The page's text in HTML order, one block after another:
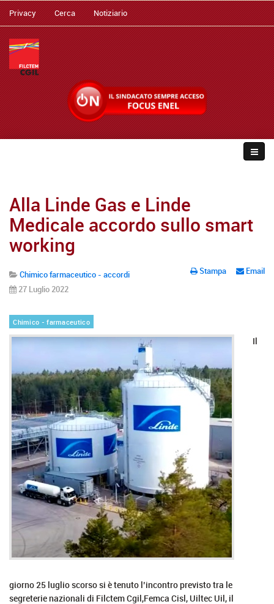
Privacy Cerca Notiziario
Alla Linde Gas e Linde
Medicale accordo sullo smart
working
Stampa Email
Chimico farmaceutico - accordi
27 Luglio 2022
Chimico - farmaceutico
Il
giorno 25 luglio scorso si è tenuto l’incontro previsto tra le
segreterie nazionali di Filctem Cgil,Femca Cisl, Uiltec Uil, il